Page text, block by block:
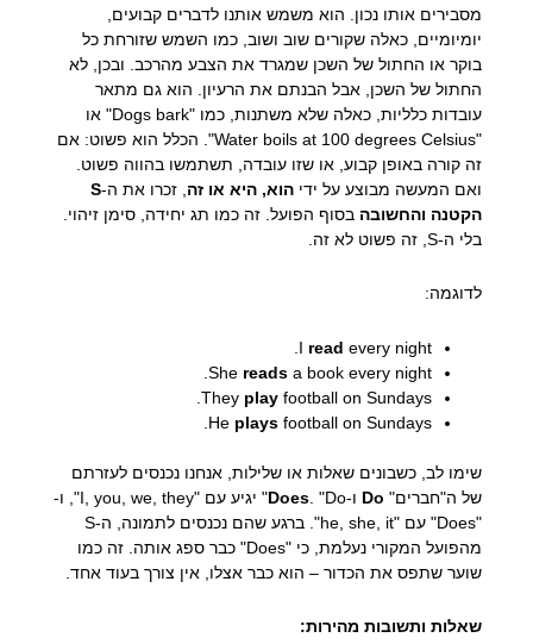
מסבירים אותו נכון. הוא משמש אותנו לדברים קבועים,
יומיומיים, כאלה שקורים שוב ושוב, כמו השמש שזורחת כל
בוקר או החתול של השכן שמגרד את הצבע מהרכב. ובכן, לא
החתול של השכן, אבל הבנתם את הרעיון. הוא גם מתאר
עובדות כלליות, כאלה שלא משתנות, כמו "Dogs bark" או
"Water boils at 100 degrees Celsius". הכלל הוא פשוט: אם
זה קורה באופן קבוע, או שזו עובדה, תשתמשו בהווה פשוט.
ואם המעשה מבוצע על ידי הוא, היא או זה , זכרו את ה-S
הקטנה והחשובה בסוף הפועל. זה כמו תג יחידה, סימן זיהוי.
בלי ה-S, זה פשוט לא זה.
לדוגמה:
I read every night.
She reads a book every night.
They play football on Sundays.
He plays football on Sundays.
שימו לב, כשבונים שאלות או שלילות, אנחנו נכנסים לעזרתם
של ה"חברים" Do ו- Does
. "Do" יגיע עם "I, you, we, they", ו-
"Does" עם "he, she, it". ברגע שהם נכנסים לתמונה, ה-S
מהפועל המקורי נעלמת, כי "Does" כבר ספג אותה. זה כמו
שוער שתפס את הכדור – הוא כבר אצלו, אין צורך בעוד אחד.
שאלות ותשובות מהירות: